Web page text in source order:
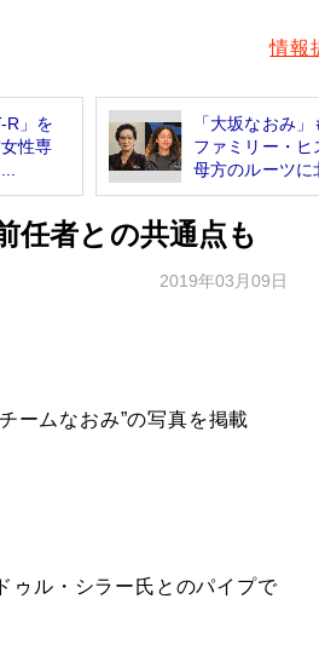
情報
R」を
性専
「大坂なおみ
ファミリー・
母方のルーツに
任者との共通点も
2019年03月09日
ームなおみ”の写真を掲載
ゥル・シラー氏とのパイプで